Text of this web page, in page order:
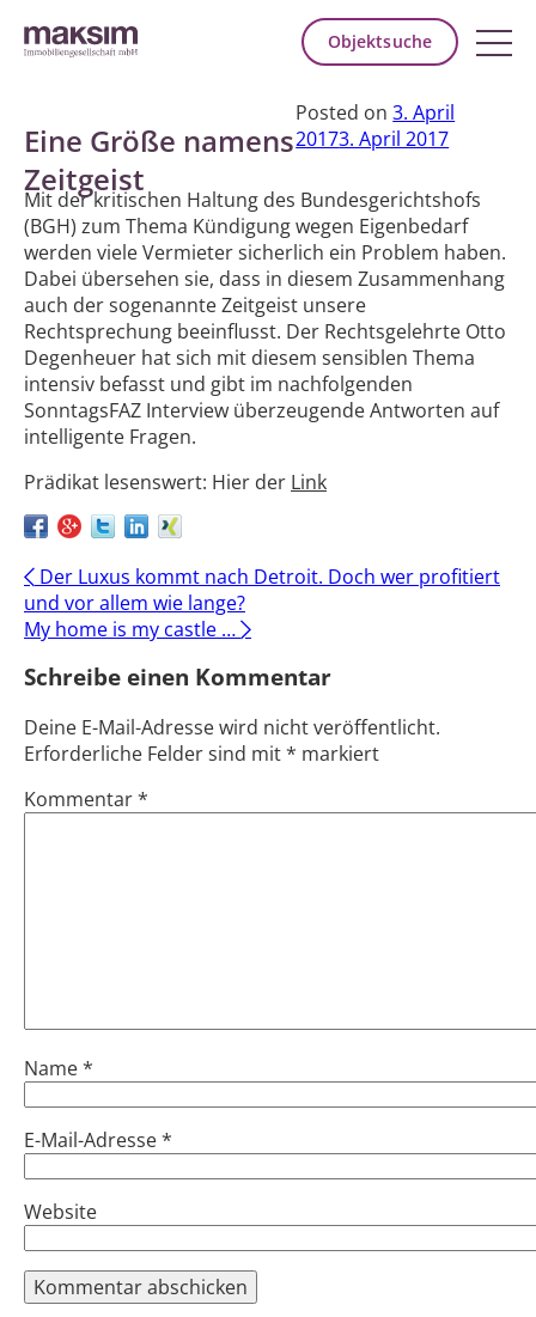
Objektsuche
Eine Größe namens
Zeitgeist
Posted on 3. April
20173. April 2017
Mit der kritischen Haltung des Bundesgerichtshofs
(BGH) zum Thema Kündigung wegen Eigenbedarf
werden viele Vermieter sicherlich ein Problem haben.
Dabei übersehen sie, dass in diesem Zusammenhang
auch der sogenannte Zeitgeist unsere
Rechtsprechung beeinflusst. Der Rechtsgelehrte Otto
Degenheuer hat sich mit diesem sensiblen Thema
intensiv befasst und gibt im nachfolgenden
SonntagsFAZ Interview überzeugende Antworten auf
intelligente Fragen.
Prädikat lesenswert: Hier der Link
Post
navigation
← Der Luxus kommt nach Detroit. Doch wer profitiert
und vor allem wie lange?
My home is my castle … →
Schreibe einen Kommentar
Deine E-Mail-Adresse wird nicht veröffentlicht.
Erforderliche Felder sind mit * markiert
Kommentar *
Name *
E-Mail-Adresse *
Website